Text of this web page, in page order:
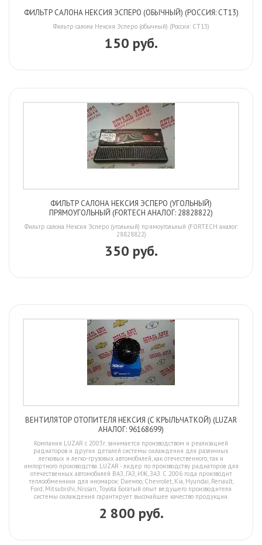
ФИЛЬТР САЛОНА НЕКСИЯ ЭСПЕРО (ОБЫЧНЫЙ) (РОССИЯ: CT13)
Фильтр салона Нексия Эсперо (обычный) (Россия: CT13)
150 руб.
ФИЛЬТР САЛОНА НЕКСИЯ ЭСПЕРО (УГОЛЬНЫЙ)
ПРЯМОУГОЛЬНЫЙ (FORTECH АНАЛОГ: 28828822)
Фильтр салона Нексия Эсперо (угольный) прямоугольный (FORTECH аналог:
28828822)
350 руб.
ВЕНТИЛЯТОР ОТОПИТЕЛЯ НЕКСИЯ (С КРЫЛЬЧАТКОЙ) (LUZAR
АНАЛОГ: 96168699)
Компания LUZAR с 2003г. занимается производством и реализацией
радиаторов и других деталей системы охлаждения для различных
легковых и легко-грузовых автомобилей, как отечественного, так и
импортного производства. LUZAR - лидер по производству радиаторов для
отечественных автомобилей ВАЗ, ГАЗ, ИЖ, ЗАЗ. С 2006 года производит
теплообменники для иномарок: Daewoo, Chevrolet, Kia, Hyundai, Renault,
Ford, Mitsubishi, Nissan, Toyota Богатый опыт ведущего производителя
системы охлаждения гарантирует высочайшее качество продукции.
2 800 руб.